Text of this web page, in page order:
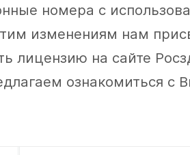
номера с
изменениям нам
лицензию на сайте
ознакомиться с